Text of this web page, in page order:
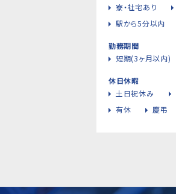
寮・社宅あり
駅から5分以内
勤務期間
短期(3ヶ月以内)
休日休暇
土日祝休み
有休
慶弔